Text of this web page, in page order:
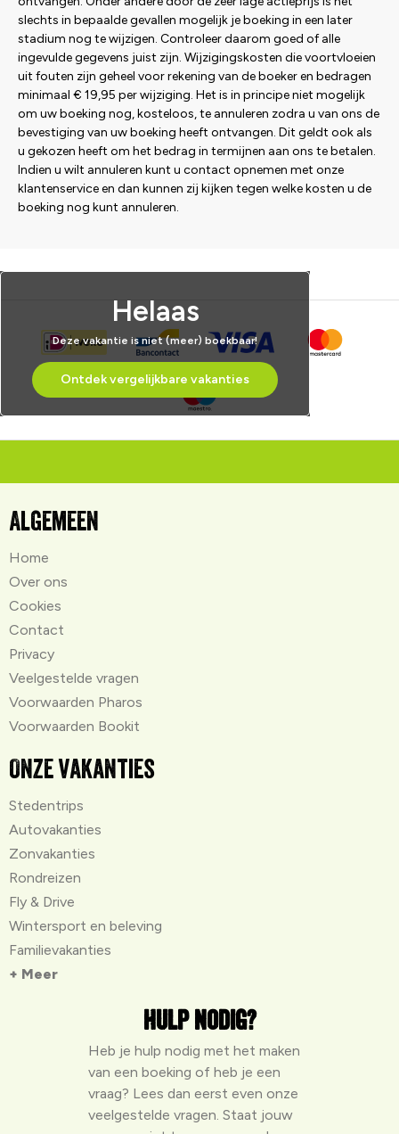
slechts in bepaalde gevallen mogelijk je boeking in een later
stadium nog te wijzigen. Controleer daarom goed of alle
ingevulde gegevens juist zijn. Wijzigingskosten die voortvloeien
uit fouten zijn geheel voor rekening van de boeker en bedragen
minimaal € 19,95 per wijziging. Het is in principe niet mogelijk
om uw boeking nog, kosteloos, te annuleren zodra u van ons de
bevestiging van uw boeking heeft ontvangen. Dit geldt ook als
u gekozen heeft om het bedrag in termijnen aan ons te betalen.
Indien u wilt annuleren kunt u contact opnemen met onze
klantenservice en dan kunnen zij kijken tegen welke kosten u de
boeking nog kunt annuleren.
Helaas
Deze vakantie is niet (meer) boekbaar!
Ontdek vergelijkbare vakanties
Algemeen
Home
Over ons
Cookies
Contact
Privacy
Veelgestelde vragen
Voorwaarden Pharos
Voorwaarden Bookit
Onze vakanties
Stedentrips
Autovakanties
Zonvakanties
Rondreizen
Fly & Drive
Wintersport en beleving
Familievakanties
+ Meer
Hulp nodig?
Heb je hulp nodig met het maken
van een boeking of heb je een
vraag? Lees dan eerst even onze
veelgestelde vragen . Staat jouw